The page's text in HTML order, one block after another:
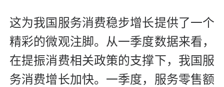
这为我国服务消费稳步增长提供了一个
精彩的微观注脚。从一季度数据来看，
在提振消费相关政策的支撑下，我国服
务消费增长加快。一季度，服务零售额